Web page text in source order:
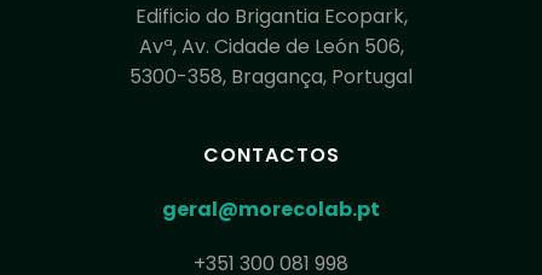
Edificio do Brigantia Ecopark,
Avª, Av. Cidade de León 506,
5300-358, Bragança, Portugal
CONTACTOS
geral@morecolab.pt
+351 300 081 998